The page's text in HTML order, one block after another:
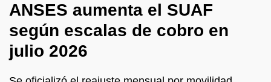
ANSES aumenta el SUAF
según escalas de cobro en
julio 2026